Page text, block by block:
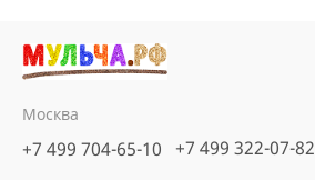
Москва
+7 499 704-65-10 +7 499 322-07-82